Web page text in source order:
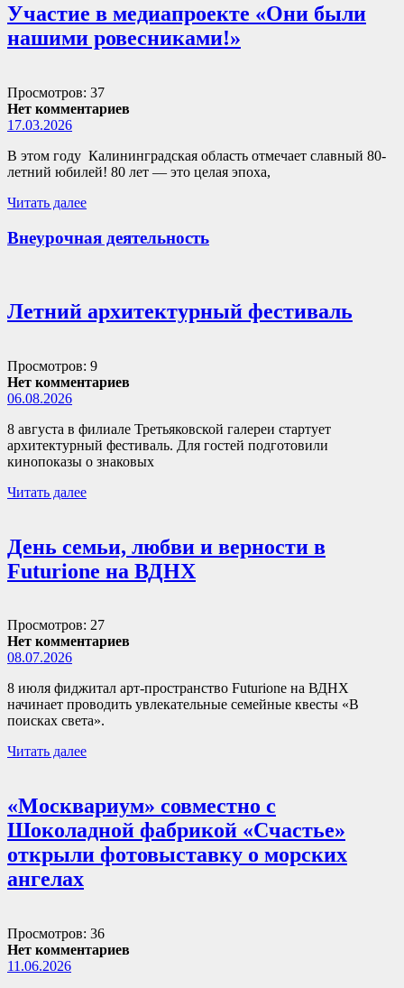
Участие в медиапроекте «Они были
нашими ровесниками!»
Просмотров: 37
Нет комментариев
17.03.2026
В этом году Калининградская область отмечает славный 80-
летний юбилей! 80 лет — это целая эпоха,
Читать далее
Внеурочная деятельность
Летний архитектурный фестиваль
Просмотров: 9
Нет комментариев
06.08.2026
8 августа в филиале Третьяковской галереи стартует
архитектурный фестиваль. Для гостей подготовили
кинопоказы о знаковых
Читать далее
День семьи, любви и верности в
Futurione на ВДНХ
Просмотров: 27
Нет комментариев
08.07.2026
8 июля фиджитал арт-пространство Futurione на ВДНХ
начинает проводить увлекательные семейные квесты «В
поисках света».
Читать далее
«Москвариум» совместно с
Шоколадной фабрикой «Счастье»
открыли фотовыставку о морских
ангелах
Просмотров: 36
Нет комментариев
11.06.2026